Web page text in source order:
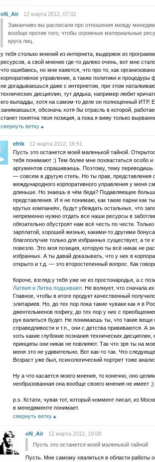
oN_Air
12 марта 2012, 07:02
Заманчиво вы расписали про отношения между
вообще против того, чтобы огромные материальные
круга лиц.
у тебя столько мнений из интернета, выдержок из
ресурсов, а свой мнение где-то далеко очень, вот мне
что ошибаюсь, но мне кажется, что про то, как
корпоративное управление, а также политики и процедуры
не догадываешься даже с интернетом, при этом
технических дисциплин, тут дядька, например любит
его выпадды, хотя на самом-то деле он полноценный ИТР.
занимаешься, обозначь хотя бы отрасль в которой,
станет понятна твоя позиция, а пока я вижу только
свернуть ветку
efrik
12 марта 2012, 16:51
Пусть это останется моей маленькой тайной.
тебя понимают :) Тем более мне похвастаться особо
аргументов спрашиваешь. Поэтому, тему переводишь
— совсем в другую степь. Но ты прав, представления
международного корпоративного управления у меня
длиньше. Но знаешь в чём беда? Подавляющее
представления. И я не понимаю, как такие парни как
крутых компаниях, будут убеждать остальных, что
непременно нужно отдать все наши ресурсы в
обязательно обустроят нам всё честь по чести.
зарплатой, хорошей жизнью, какими-то другими
благополучие только для избранных существует, а те
повезло. Это моя позиция, которую ты всё никак не
избранных. А ты давай доказывать, что у них в
открыто и т.д. — это второстепенный вопрос. Как
Короче, взгляд у тебя уже не из простонародья, а с
Латвия и Литва подшивают. Не волнует, что сначала
Главное, чтобы в итоге продукт качественный
элитариев. Но, до тех пор пока такие чуваки как я в
джентельменов пофигу, до тех пор у них с
рук валиться будет. Не понимаешь ты, что такие вещи
справедливости и т.п., они с детства прививаются. А
хоть какие глубокие познания технических
принципы они никак не повлияют. Так что зря ты на
меня это не удивительно. Вот как-то так. Что
Возраст уже был, психологический портрет тоже
Ну а что касается моего мнения, то конечно, оно
необразованная она вообще своего мнения не имеет ;)
p.s. Кстати, чувак тот, который коммент писал, из
в менеджменте понимает.
свернуть ветку
oN_Air
12 марта 2012, 19:08
Пусть это останется моей маленькой тайной
Пусть. Мне самому хвалиться в области работы